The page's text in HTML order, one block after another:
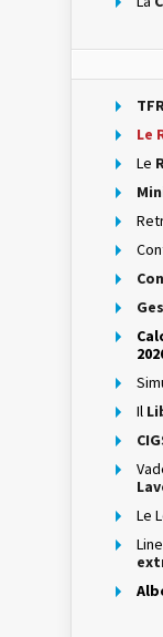
Le
Le
Il
Le